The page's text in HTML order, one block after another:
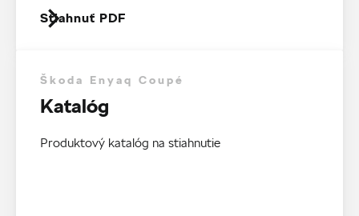
Stiahnuť PDF
Škoda Enyaq Coupé
Katalóg
Produktový katalóg na stiahnutie